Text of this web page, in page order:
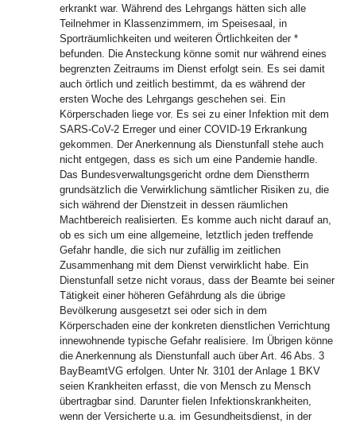
erkrankt war. Während des Lehrgangs hätten sich alle
Teilnehmer in Klassenzimmern, im Speisesaal, in
Sporträumlichkeiten und weiteren Örtlichkeiten der *
befunden. Die Ansteckung könne somit nur während eines
begrenzten Zeitraums im Dienst erfolgt sein. Es sei damit
auch örtlich und zeitlich bestimmt, da es während der
ersten Woche des Lehrgangs geschehen sei. Ein
Körperschaden liege vor. Es sei zu einer Infektion mit dem
SARS-CoV-2 Erreger und einer COVID-19 Erkrankung
gekommen. Der Anerkennung als Dienstunfall stehe auch
nicht entgegen, dass es sich um eine Pandemie handle.
Das Bundesverwaltungsgericht ordne dem Dienstherrn
grundsätzlich die Verwirklichung sämtlicher Risiken zu, die
sich während der Dienstzeit in dessen räumlichen
Machtbereich realisierten. Es komme auch nicht darauf an,
ob es sich um eine allgemeine, letztlich jeden treffende
Gefahr handle, die sich nur zufällig im zeitlichen
Zusammenhang mit dem Dienst verwirklicht habe. Ein
Dienstunfall setze nicht voraus, dass der Beamte bei seiner
Tätigkeit einer höheren Gefährdung als die übrige
Bevölkerung ausgesetzt sei oder sich in dem
Körperschaden eine der konkreten dienstlichen Verrichtung
innewohnende typische Gefahr realisiere. Im Übrigen könne
die Anerkennung als Dienstunfall auch über Art. 46 Abs. 3
BayBeamtVG erfolgen. Unter Nr. 3101 der Anlage 1 BKV
seien Krankheiten erfasst, die von Mensch zu Mensch
übertragbar sind. Darunter fielen Infektionskrankheiten,
wenn der Versicherte u.a. im Gesundheitsdienst, in der